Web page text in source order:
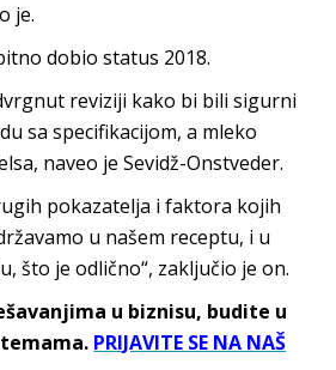
je.
dobio status 2018.
reviziji kako bi bili sigurni
sa specifikacijom, a mleko
naveo je Sevidž-Onstveder.
pokazatelja i faktora kojih
u našem receptu, i u
što je odlično“, zaključio je on.
u biznisu, budite u
PRIJAVITE SE NA NAŠ